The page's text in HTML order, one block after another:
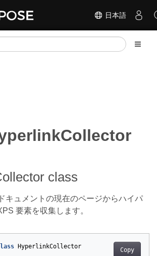
り替え 日本語
class
キュメントの現在のページからハイパ
要素を収集します。
Copy
HyperlinkCollector